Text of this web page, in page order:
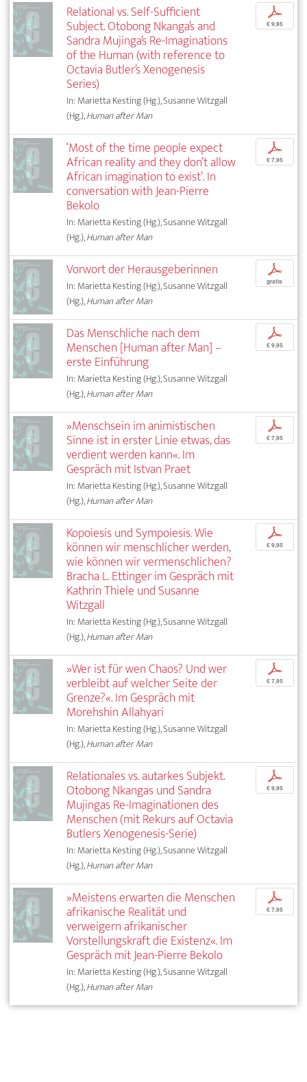
Relational vs. Self-Sufficient
Subject. Otobong Nkanga’s and
Sandra Mujinga’s Re-Imaginations
of the Human (with reference to
Octavia Butler’s Xenogenesis
Series)
In: Marietta Kesting (Hg.), Susanne Witzgall
(Hg.),Human after Man
p
€ 9,95
‘Most of the time people expect
African reality and they don’t allow
African imagination to exist’. In
conversation with Jean-Pierre
Bekolo
In: Marietta Kesting (Hg.), Susanne Witzgall
(Hg.),Human after Man
p
€ 7,95
Vorwort der Herausgeberinnen
In: Marietta Kesting (Hg.), Susanne Witzgall
(Hg.),Human after Man
p
gratis
Das Menschliche nach dem
Menschen [Human after Man] –
erste Einführung
In: Marietta Kesting (Hg.), Susanne Witzgall
(Hg.),Human after Man
p
€ 9,95
»Menschsein im animistischen
Sinne ist in erster Linie etwas, das
verdient werden kann«. Im
Gespräch mit Istvan Praet
In: Marietta Kesting (Hg.), Susanne Witzgall
(Hg.),Human after Man
p
€ 7,95
Kopoiesis und Sympoiesis. Wie
können wir menschlicher werden,
wie können wir vermenschlichen?
Bracha L. Ettinger im Gespräch mit
Kathrin Thiele und Susanne
Witzgall
In: Marietta Kesting (Hg.), Susanne Witzgall
(Hg.),Human after Man
p
€ 9,95
»Wer ist für wen Chaos? Und wer
verbleibt auf welcher Seite der
Grenze?«. Im Gespräch mit
Morehshin Allahyari
In: Marietta Kesting (Hg.), Susanne Witzgall
(Hg.),Human after Man
p
€ 7,95
Relationales vs. autarkes Subjekt.
Otobong Nkangas und Sandra
Mujingas Re-Imaginationen des
Menschen (mit Rekurs auf Octavia
Butlers Xenogenesis-Serie)
In: Marietta Kesting (Hg.), Susanne Witzgall
(Hg.),Human after Man
p
€ 9,95
»Meistens erwarten die Menschen
afrikanische Realität und
verweigern afrikanischer
Vorstellungskraft die Existenz«. Im
Gespräch mit Jean-Pierre Bekolo
In: Marietta Kesting (Hg.), Susanne Witzgall
(Hg.),Human after Man
p
€ 7,95